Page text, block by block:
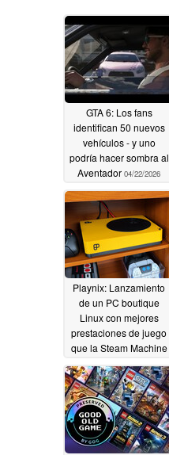
GTA 6: Los fans
identifican 50 nuevos
vehículos - y uno
podría hacer sombra al
Aventador 04/22/2026
Playnix: Lanzamiento
de un PC boutique
Linux con mejores
prestaciones de juego
que la Steam Machine
de Valve04/18/2026